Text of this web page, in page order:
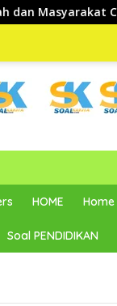
Kebakaran
HOME Home
Soal PENDIDIKAN